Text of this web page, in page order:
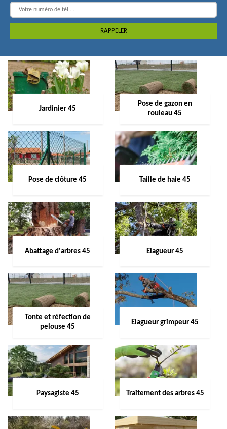
Jardinier 45
Pose de gazon en
rouleau 45
Pose de clôture 45 Taille de haie 45
Abattage d'arbres 45 Elagueur 45
Tonte et réfection de
pelouse 45
Elagueur grimpeur 45
Paysagiste 45 Traitement des arbres 45